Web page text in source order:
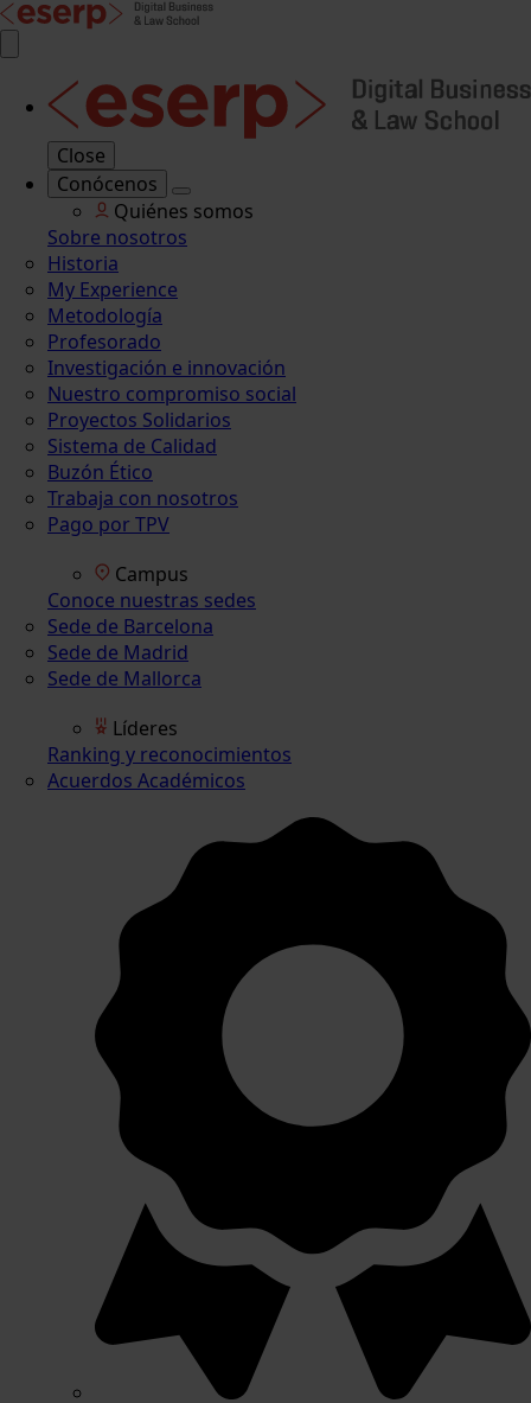
Close
Conócenos
Quiénes somos
Sobre nosotros
Historia
My Experience
Metodología
Profesorado
Investigación e innovación
Nuestro compromiso social
Proyectos Solidarios
Sistema de Calidad
Buzón Ético
Trabaja con nosotros
Pago por TPV
Campus
Conoce nuestras sedes
Sede de Barcelona
Sede de Madrid
Sede de Mallorca
Líderes
Ranking y reconocimientos
Acuerdos Académicos